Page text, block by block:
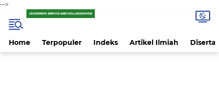
-->
Home Terpopuler Indeks Artikel Ilmiah